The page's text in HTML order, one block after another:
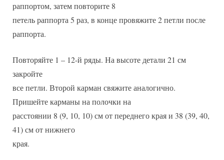
раппортом, затем повторите 8
петель раппорта 5 раз, в конце провяжите 2 петли после
раппорта.
Повторяйте 1 – 12-й ряды. На высоте детали 21 см
закройте
все петли. Второй карман свяжите аналогично.
Пришейте карманы на полочки на
расстоянии 8 (9, 10, 10) см от переднего края и 38 (39, 40,
41) см от нижнего
края.